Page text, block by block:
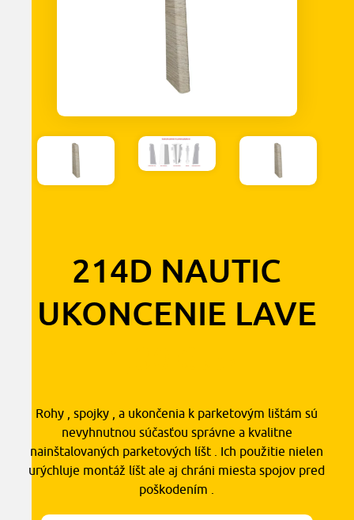
214D NAUTIC
UKONCENIE LAVE
Rohy , spojky , a ukončenia k parketovým lištám sú
nevyhnutnou súčasťou správne a kvalitne
nainštalovaných parketových líšt . Ich použitie nielen
urýchluje montáž líšt ale aj chráni miesta spojov pred
poškodením .